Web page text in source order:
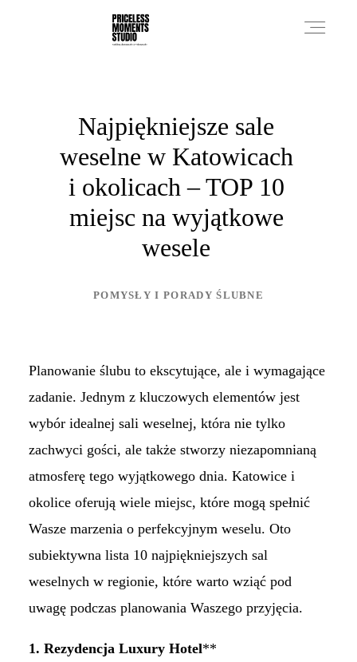
Najpiękniejsze sale
weselne w Katowicach
i okolicach – TOP 10
miejsc na wyjątkowe
wesele
POMYSŁY I PORADY ŚLUBNE
Planowanie ślubu to ekscytujące, ale i wymagające
zadanie. Jednym z kluczowych elementów jest
wybór idealnej sali weselnej, która nie tylko
zachwyci gości, ale także stworzy niezapomnianą
atmosferę tego wyjątkowego dnia. Katowice i
okolice oferują wiele miejsc, które mogą spełnić
Wasze marzenia o perfekcyjnym weselu. Oto
subiektywna lista 10 najpiękniejszych sal
weselnych w regionie, które warto wziąć pod
uwagę podczas planowania Waszego przyjęcia.
1. Rezydencja Luxury Hotel**
PHOTO WORKS
VIDEO WORKS